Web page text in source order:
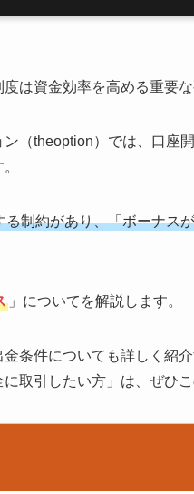
は資金効率を高める重要
（theoption）では、口座
制約があり、「ボーナス
」についてを解説します。
条件についても詳しく紹
取引したい方」は、ぜひ